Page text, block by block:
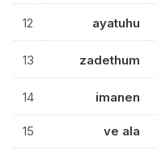
12 ayatuhu
13 zadethum
14 imanen
15 ve ala